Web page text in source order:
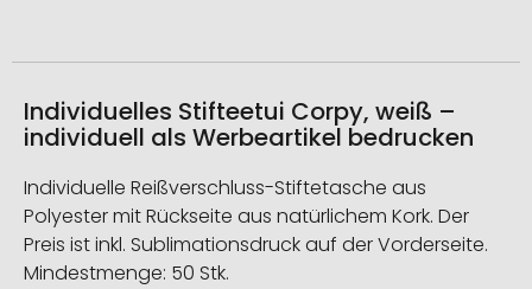
Individuelles Stifteetui Corpy, weiß –
individuell als Werbeartikel bedrucken
Individuelle Reißverschluss-Stiftetasche aus
Polyester mit Rückseite aus natürlichem Kork. Der
Preis ist inkl. Sublimationsdruck auf der Vorderseite.
Mindestmenge: 50 Stk.